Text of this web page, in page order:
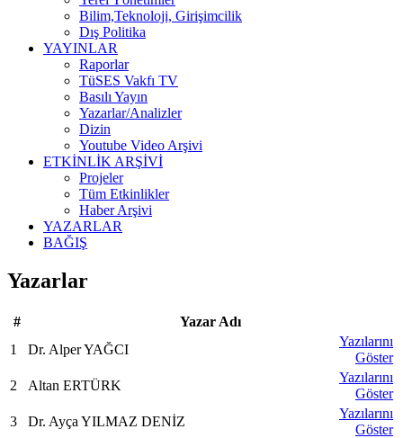
Bilim,Teknoloji, Girişimcilik
Dış Politika
YAYINLAR
Raporlar
TüSES Vakfı TV
Basılı Yayın
Yazarlar/Analizler
Dizin
Youtube Video Arşivi
ETKİNLİK ARŞİVİ
Projeler
Tüm Etkinlikler
Haber Arşivi
YAZARLAR
BAĞIŞ
Yazarlar
#
Yazar Adı
1
Dr. Alper YAĞCI
Yazılarını
Göster
2
Altan ERTÜRK
Yazılarını
Göster
3
Dr. Ayça YILMAZ DENİZ
Yazılarını
Göster